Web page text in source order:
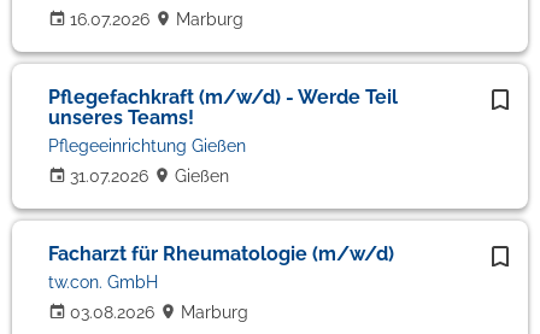
16.07.2026
Marburg
Pflegefachkraft (m/w/d) - Werde Teil
unseres Teams!
31.07.2026
Pflegeeinrichtung Gießen
Gießen
Facharzt für Rheumatologie (m/w/d)
03.08.2026
tw.con. GmbH
Marburg